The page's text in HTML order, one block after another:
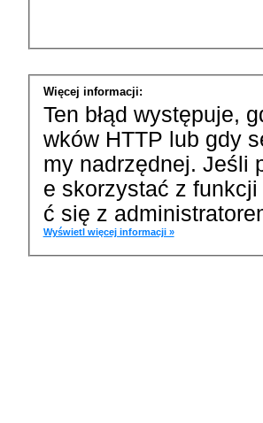
Więcej informacji:
Ten błąd występuje,
wków HTTP lub gdy
my nadrzędnej. Jeśli
e skorzystać z
ć się z
Wyświetl więcej informacji »